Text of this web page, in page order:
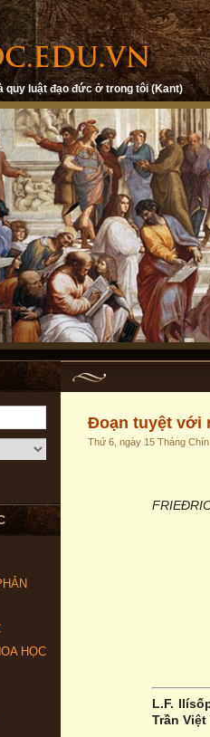
quy luật đạo đức ở trong tôi (Kant)
HỌC
Đoạn tuyệt với
Thứ 6, ngày 15 Tháng
L.F.
Trần